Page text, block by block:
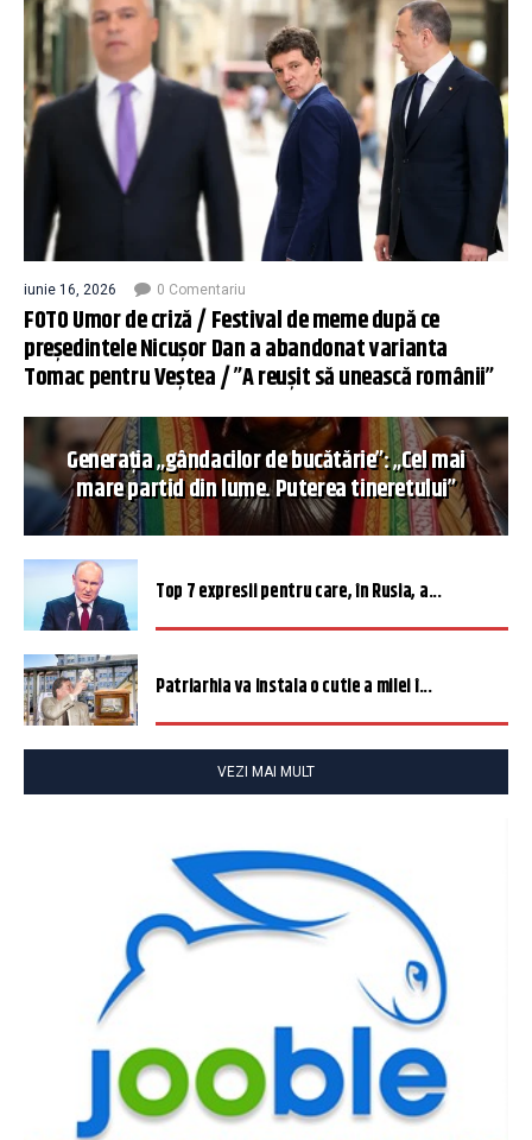
iunie 16, 2026 0 Comentariu
FOTO Umor de criză / Festival de meme după ce
președintele Nicușor Dan a abandonat varianta
Tomac pentru Veștea / ”A reușit să unească românii”
Generația „gândacilor de bucătărie”: „Cel mai
mare partid din lume. Puterea tineretului”
Top 7 expresii pentru care, în Rusia, a...
Patriarhia va instala o cutie a milei î...
VEZI MAI MULT